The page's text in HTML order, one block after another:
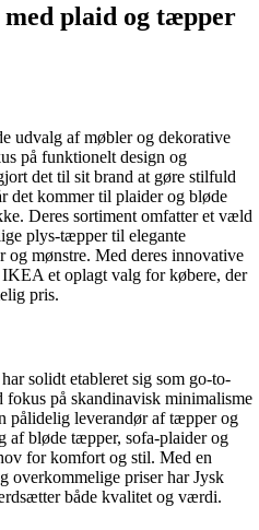
plaid og tæpper
udvalg af møbler og dekorative
på funktionelt design og
det til sit brand at gøre stilfuld
det kommer til plaider og bløde
Deres sortiment omfatter et væld
plys-tæpper til elegante
mønstre. Med deres innovative
et oplagt valg for købere, der
pris.
solidt etableret sig som go-to-
på skandinavisk minimalisme
pålidelig leverandør af tæpper og
af bløde tæpper, sofa-plaider og
for komfort og stil. Med en
overkommelige priser har Jysk
både kvalitet og værdi.